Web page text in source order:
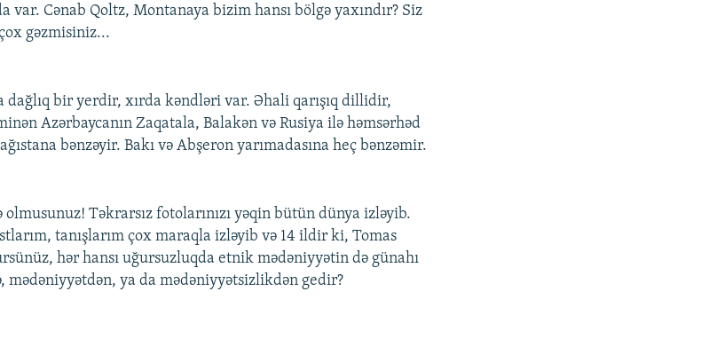
var. Cənab Qoltz, Montanaya bizim hansı bölgə yaxındır? Siz
gəzmisiniz...
dağlıq bir yerdir, xırda kəndləri var. Əhali qarışıq dillidir,
Azərbaycanın Zaqatala, Balakən və Rusiya ilə həmsərhəd
bənzəyir. Bakı və Abşeron yarımadasına heç bənzəmir.
olmusunuz! Təkrarsız fotolarınızı yəqin bütün dünya izləyib.
tanışlarım çox maraqla izləyib və 14 ildir ki, Tomas
hər hansı uğursuzluqda etnik mədəniyyətin də günahı
mədəniyyətdən, ya da mədəniyyətsizlikdən gedir?